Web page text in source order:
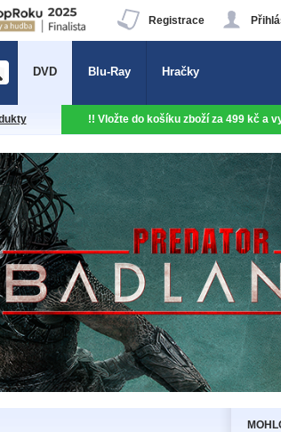
Registrace
DVD Blu-Ray Hračky
!! Vložte do košíku zboží za 499 kč a